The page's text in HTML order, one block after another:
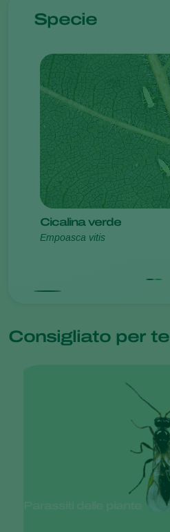
Specie
Cicalina verde
Empoasca vitis
Consigliato per te